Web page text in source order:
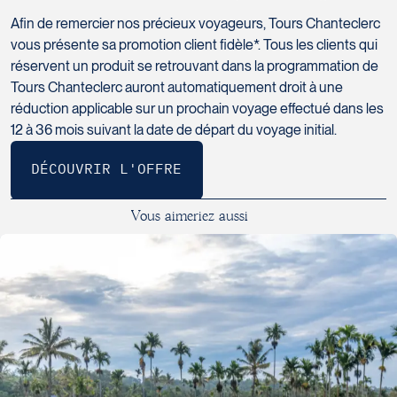
service de guides locaux de langue française (du jour 2 au jour
12, sauf les jours 4 et 7 qui sont des journées libres)
transferts privés avec chauffeur (jours 1 et 13)
visites mentionnées au programme
entrées aux temples et monuments mentionnées au
programme
toute autre prestation non mentionnée dans « Nos prix
comprennent »
visa pour l’Indonésie
taxe touristique
CANDIDASA : Puri Bagus Candidasa 3 étoiles
SANUR : The Alantara Sanur 3 étoiles +
taxe touristique : ±10 $ US
Afin de remercier nos précieux voyageurs, Tours Chanteclerc
vous présente sa promotion client fidèle*. Tous les clients qui
réservent un produit se retrouvant dans la programmation de
Tours Chanteclerc auront automatiquement droit à une
réduction applicable sur un prochain voyage effectué dans les
12 à 36 mois suivant la date de départ du voyage initial.
Vous aimeriez aussi